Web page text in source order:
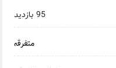
95 بازدید
متفرقه